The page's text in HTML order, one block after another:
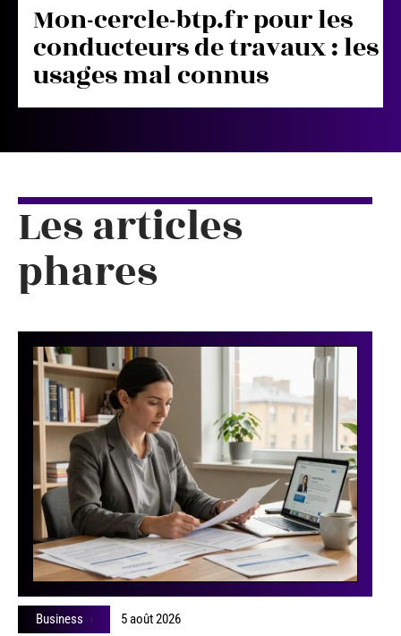
Mon-cercle-btp.fr pour les
conducteurs de travaux : les
usages mal connus
Les articles
phares
Business 5 août 2026